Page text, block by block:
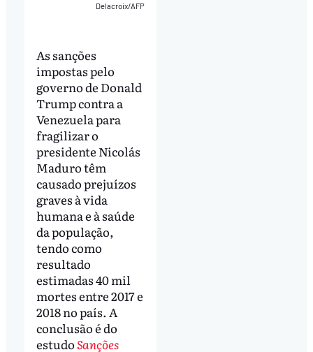
Delacroix/AFP
As sanções
impostas pelo
governo de Donald
Trump contra a
Venezuela para
fragilizar o
presidente Nicolás
Maduro têm
causado prejuízos
graves à vida
humana e à saúde
da população,
tendo como
resultado
estimadas 40 mil
mortes entre 2017 e
2018 no país. A
conclusão é do
estudoSanções